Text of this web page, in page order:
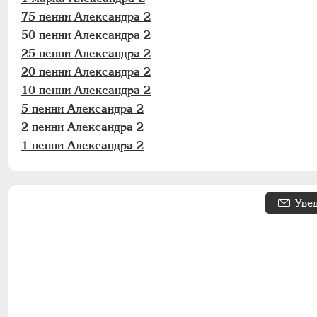
75 пенни Александра 2
50 пенни Александра 2
25 пенни Александра 2
20 пенни Александра 2
10 пенни Александра 2
5 пенни Александра 2
2 пенни Александра 2
1 пенни Александра 2